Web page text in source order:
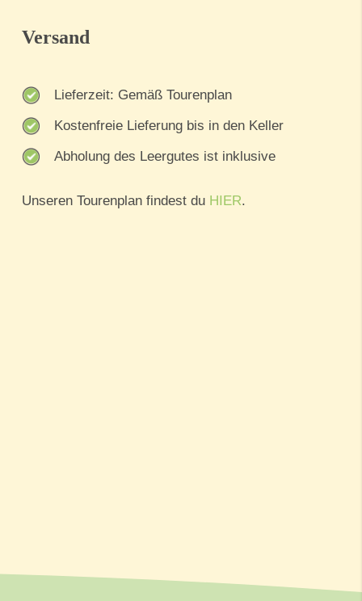
Versand
Lieferzeit: Gemäß Tourenplan
Kostenfreie Lieferung bis in den Keller
Abholung des Leergutes ist inklusive
Unseren Tourenplan findest du HIER.